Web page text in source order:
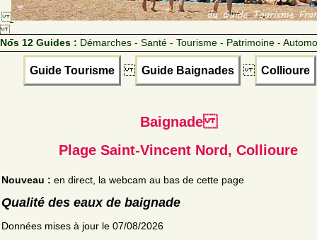
Nos 12 Guides : Démarches - Santé - Tourisme - Patrimoine -
Guide Tourisme Guide Baignades Collioure
Baignade
Plage Saint-Vincent Nord, Collioure
Nouveau : en direct, la webcam au bas de cette page
Qualité des eaux de baignade
Données mises à jour le 07/08/2026